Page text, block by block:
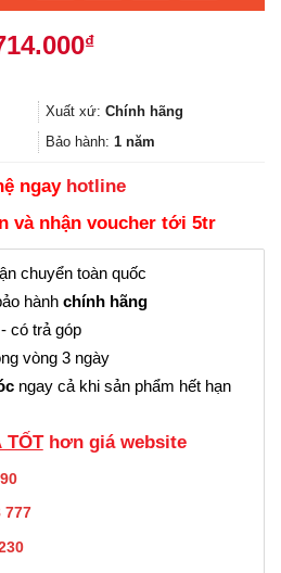
953.000₫.
₫Giá
là:
714.000₫.
Xuất xứ: Chính hãng
Bảo hành: 1 năm
ngay hotline
và nhận voucher tới 5tr
chuyển toàn quốc
hành chính hãng
có trả góp
vòng 3 ngày
ngay cả khi sản phẩm hết hạn
TỐThơn giá website
777